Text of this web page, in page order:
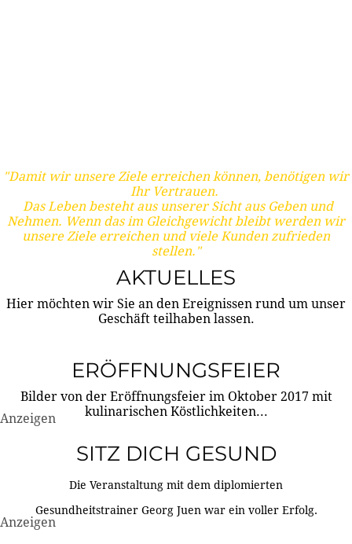
"Damit wir unsere Ziele erreichen können, benötigen wir
Ihr Vertrauen.
Das Leben besteht aus unserer Sicht aus Geben und
Nehmen. Wenn das im Gleichgewicht bleibt werden wir
unsere Ziele erreichen und viele Kunden zufrieden
stellen."
AKTUELLES
Hier möchten wir Sie an den Ereignissen rund um unser
Geschäft teilhaben lassen.
ERÖFFNUNGSFEIER
Bilder von der Eröffnungsfeier im Oktober 2017 mit
kulinarischen Köstlichkeiten...
Anzeigen
SITZ DICH GESUND
Die Veranstaltung mit dem diplomierten
Gesundheitstrainer Georg Juen war ein voller Erfolg.
Anzeigen